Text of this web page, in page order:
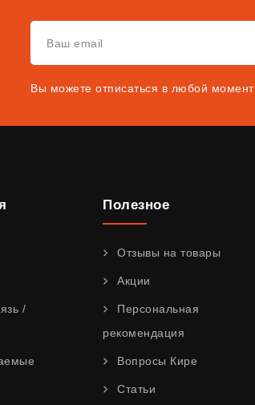
Вы можете отписаться в любой момент
/
Полезное
Отзывы на товары
Акции
Персональная
рекомендация
Вопросы Кире
Статьи